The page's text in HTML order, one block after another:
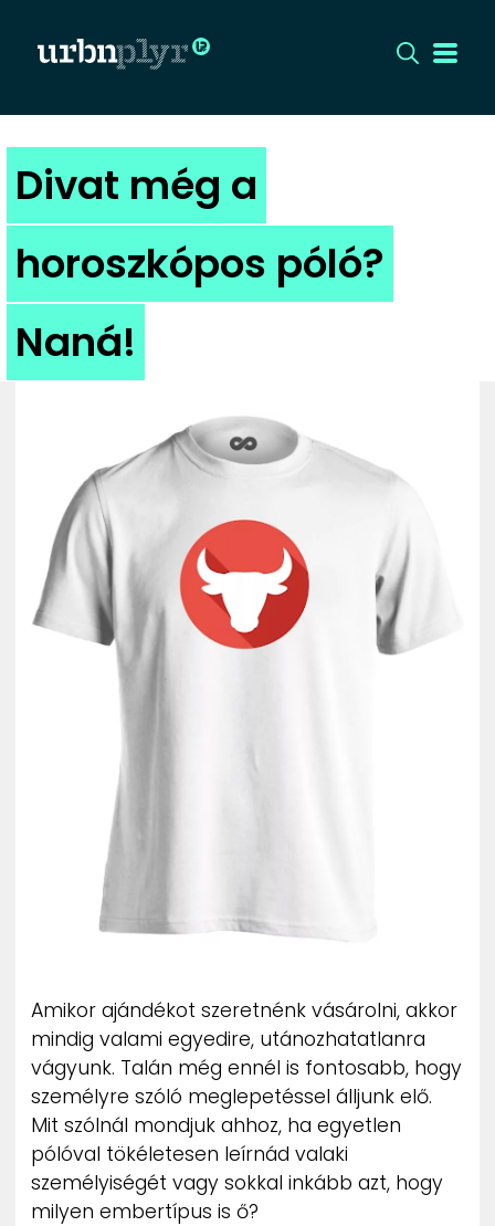
CÍMLAP
DIZÁJN
DIVAT
KULT
UTCA
ZENE
MÉDIAAJÁNLAT
IMPRESSZUM
PR-ARCHÍVUM
ADATKEZELÉSI TÁJÉKOZTATÓ
Divat még a
horoszkópos póló?
Naná!
Amikor ajándékot szeretnénk vásárolni, akkor
mindig valami egyedire, utánozhatatlanra
vágyunk. Talán még ennél is fontosabb, hogy
személyre szóló meglepetéssel álljunk elő.
Mit szólnál mondjuk ahhoz, ha egyetlen
pólóval tökéletesen leírnád valaki
személyiségét vagy sokkal inkább azt, hogy
milyen embertípus is ő?